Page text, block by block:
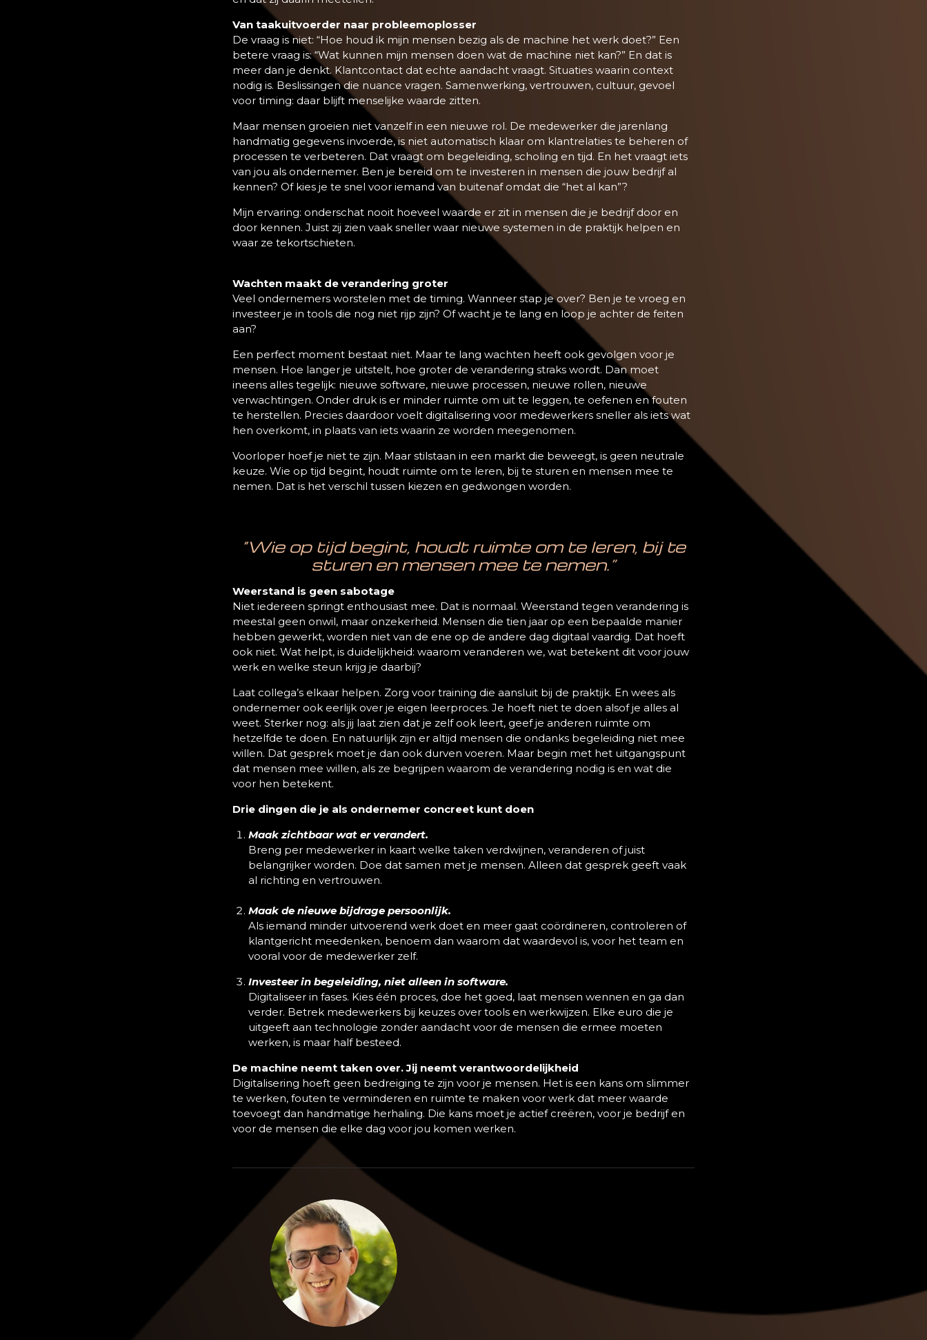
Van taakuitvoerder naar probleemoplosser
De vraag is niet: “Hoe houd ik mijn mensen bezig als de machine het werk doet?” Een
betere vraag is: “Wat kunnen mijn mensen doen wat de machine niet kan?” En dat is
meer dan je denkt. Klantcontact dat echte aandacht vraagt. Situaties waarin context
nodig is. Beslissingen die nuance vragen. Samenwerking, vertrouwen, cultuur, gevoel
voor timing: daar blijft menselijke waarde zitten.
Maar mensen groeien niet vanzelf in een nieuwe rol. De medewerker die jarenlang
handmatig gegevens invoerde, is niet automatisch klaar om klantrelaties te beheren of
processen te verbeteren. Dat vraagt om begeleiding, scholing en tijd. En het vraagt iets
van jou als ondernemer. Ben je bereid om te investeren in mensen die jouw bedrijf al
kennen? Of kies je te snel voor iemand van buitenaf omdat die “het al kan”?
Mijn ervaring: onderschat nooit hoeveel waarde er zit in mensen die je bedrijf door en
door kennen. Juist zij zien vaak sneller waar nieuwe systemen in de praktijk helpen en
waar ze tekortschieten.
Wachten maakt de verandering groter
Veel ondernemers worstelen met de timing. Wanneer stap je over? Ben je te vroeg en
investeer je in tools die nog niet rijp zijn? Of wacht je te lang en loop je achter de feiten
aan?
Een perfect moment bestaat niet. Maar te lang wachten heeft ook gevolgen voor je
mensen. Hoe langer je uitstelt, hoe groter de verandering straks wordt. Dan moet
ineens alles tegelijk: nieuwe software, nieuwe processen, nieuwe rollen, nieuwe
verwachtingen. Onder druk is er minder ruimte om uit te leggen, te oefenen en fouten
te herstellen. Precies daardoor voelt digitalisering voor medewerkers sneller als iets wat
hen overkomt, in plaats van iets waarin ze worden meegenomen.
Voorloper hoef je niet te zijn. Maar stilstaan in een markt die beweegt, is geen neutrale
keuze. Wie op tijd begint, houdt ruimte om te leren, bij te sturen en mensen mee te
nemen. Dat is het verschil tussen kiezen en gedwongen worden.
“Wie op tijd begint, houdt ruimte om te leren, bij te
sturen en mensen mee te nemen.”
Weerstand is geen sabotage
Niet iedereen springt enthousiast mee. Dat is normaal. Weerstand tegen verandering is
meestal geen onwil, maar onzekerheid. Mensen die tien jaar op een bepaalde manier
hebben gewerkt, worden niet van de ene op de andere dag digitaal vaardig. Dat hoeft
ook niet. Wat helpt, is duidelijkheid: waarom veranderen we, wat betekent dit voor jouw
werk en welke steun krijg je daarbij?
Laat collega’s elkaar helpen. Zorg voor training die aansluit bij de praktijk. En wees als
ondernemer ook eerlijk over je eigen leerproces. Je hoeft niet te doen alsof je alles al
weet. Sterker nog: als jij laat zien dat je zelf ook leert, geef je anderen ruimte om
hetzelfde te doen. En natuurlijk zijn er altijd mensen die ondanks begeleiding niet mee
willen. Dat gesprek moet je dan ook durven voeren. Maar begin met het uitgangspunt
dat mensen mee willen, als ze begrijpen waarom de verandering nodig is en wat die
voor hen betekent.
Drie dingen die je als ondernemer concreet kunt doen
Maak zichtbaar wat er verandert.
Breng per medewerker in kaart welke taken verdwijnen, veranderen of juist
belangrijker worden. Doe dat samen met je mensen. Alleen dat gesprek geeft vaak
al richting en vertrouwen.
Maak de nieuwe bijdrage persoonlijk.
Als iemand minder uitvoerend werk doet en meer gaat coördineren, controleren of
klantgericht meedenken, benoem dan waarom dat waardevol is, voor het team en
vooral voor de medewerker zelf.
Investeer in begeleiding, niet alleen in software.
Digitaliseer in fases. Kies één proces, doe het goed, laat mensen wennen en ga dan
verder. Betrek medewerkers bij keuzes over tools en werkwijzen. Elke euro die je
uitgeeft aan technologie zonder aandacht voor de mensen die ermee moeten
werken, is maar half besteed.
De machine neemt taken over. Jij neemt verantwoordelijkheid
Digitalisering hoeft geen bedreiging te zijn voor je mensen. Het is een kans om slimmer
te werken, fouten te verminderen en ruimte te maken voor werk dat meer waarde
toevoegt dan handmatige herhaling. Die kans moet je actief creëren, voor je bedrijf en
voor de mensen die elke dag voor jou komen werken.